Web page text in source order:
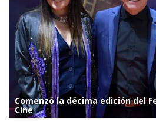
Comenzó la décima edición del
Cine